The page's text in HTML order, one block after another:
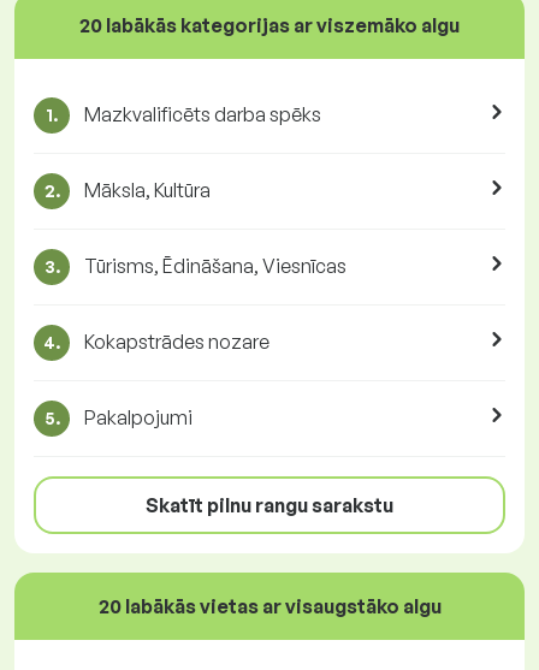
20 labākās kategorijas ar viszemāko algu
1. Mazkvalificēts darba spēks
2. Māksla, Kultūra
3. Tūrisms, Ēdināšana, Viesnīcas
4. Kokapstrādes nozare
5. Pakalpojumi
Skatīt pilnu rangu sarakstu
20 labākās vietas ar visaugstāko algu